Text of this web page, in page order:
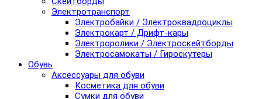
Электротранспорт
Электробайки / Электроквадроциклы
Электрокарт / Дрифт-кары
Электроролики / Электроскейтборды
Электросамокаты / Гироскутеры
Обувь
Аксессуары для обуви
Косметика для обуви
Сумки для обуви